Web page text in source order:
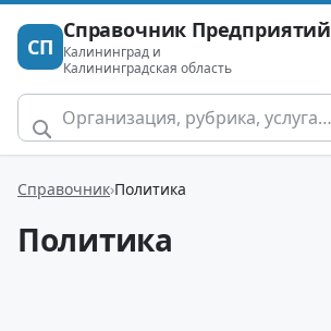
СП
Справочник Предприятий
Калининград и
Калининградская область
Справочник Политика
Политика